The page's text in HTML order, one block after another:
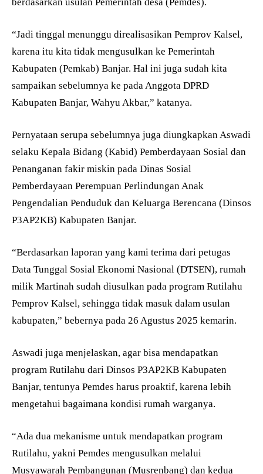
“Jadi tinggal menunggu direalisasikan Pemprov Kalsel,
karena itu kita tidak mengusulkan ke Pemerintah
Kabupaten (Pemkab) Banjar. Hal ini juga sudah kita
sampaikan sebelumnya ke pada Anggota DPRD
Kabupaten Banjar, Wahyu Akbar,” katanya.
Pernyataan serupa sebelumnya juga diungkapkan Aswadi
selaku Kepala Bidang (Kabid) Pemberdayaan Sosial dan
Penanganan fakir miskin pada Dinas Sosial
Pemberdayaan Perempuan Perlindungan Anak
Pengendalian Penduduk dan Keluarga Berencana (Dinsos
P3AP2KB) Kabupaten Banjar.
“Berdasarkan laporan yang kami terima dari petugas
Data Tunggal Sosial Ekonomi Nasional (DTSEN), rumah
milik Martinah sudah diusulkan pada program Rutilahu
Pemprov Kalsel, sehingga tidak masuk dalam usulan
kabupaten,” bebernya pada 26 Agustus 2025 kemarin.
Aswadi juga menjelaskan, agar bisa mendapatkan
program Rutilahu dari Dinsos P3AP2KB Kabupaten
Banjar, tentunya Pemdes harus proaktif, karena lebih
mengetahui bagaimana kondisi rumah warganya.
“Ada dua mekanisme untuk mendapatkan program
Rutilahu, yakni Pemdes mengusulkan melalui
Musyawarah Pembangunan (Musrenbang) dan kedua